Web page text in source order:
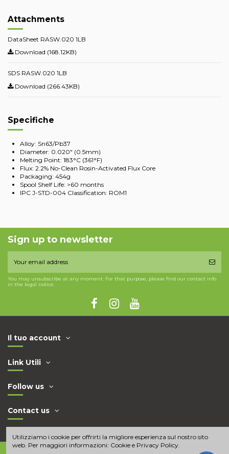
Attachments
DataSheet RASW.020 1LB
Download (168.12KB)
SDS RASW.020 1LB
Download (266.43KB)
Specifiche
Alloy: Sn63/Pb37
Diameter: 0.020" (0.5mm)
Melting Point: 183°C (361°F)
Flux: 2.2% No-Clean Rosin-Activated Flux Core
Packaging: 454g
Spool Shelf Life: >60 months
IPC J-STD-004 Classification: ROM1
Sign up to newsletter
You may unsubscribe at any moment. For that purpose, please find our contact info
in the legal notice.
Il tuo account
Link Utili
Follow us
Contact us
Utilizziamo i cookie per offrirti la migliore esperienza sul nostro sito
web. Per maggiori informazioni: Cookie e Privacy Policy.